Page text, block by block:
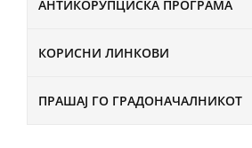
АНТИКОРУПЦИСКА ПРОГРАМА
КОРИСНИ ЛИНКОВИ
ПРАШАЈ ГО ГРАДОНАЧАЛНИКОТ